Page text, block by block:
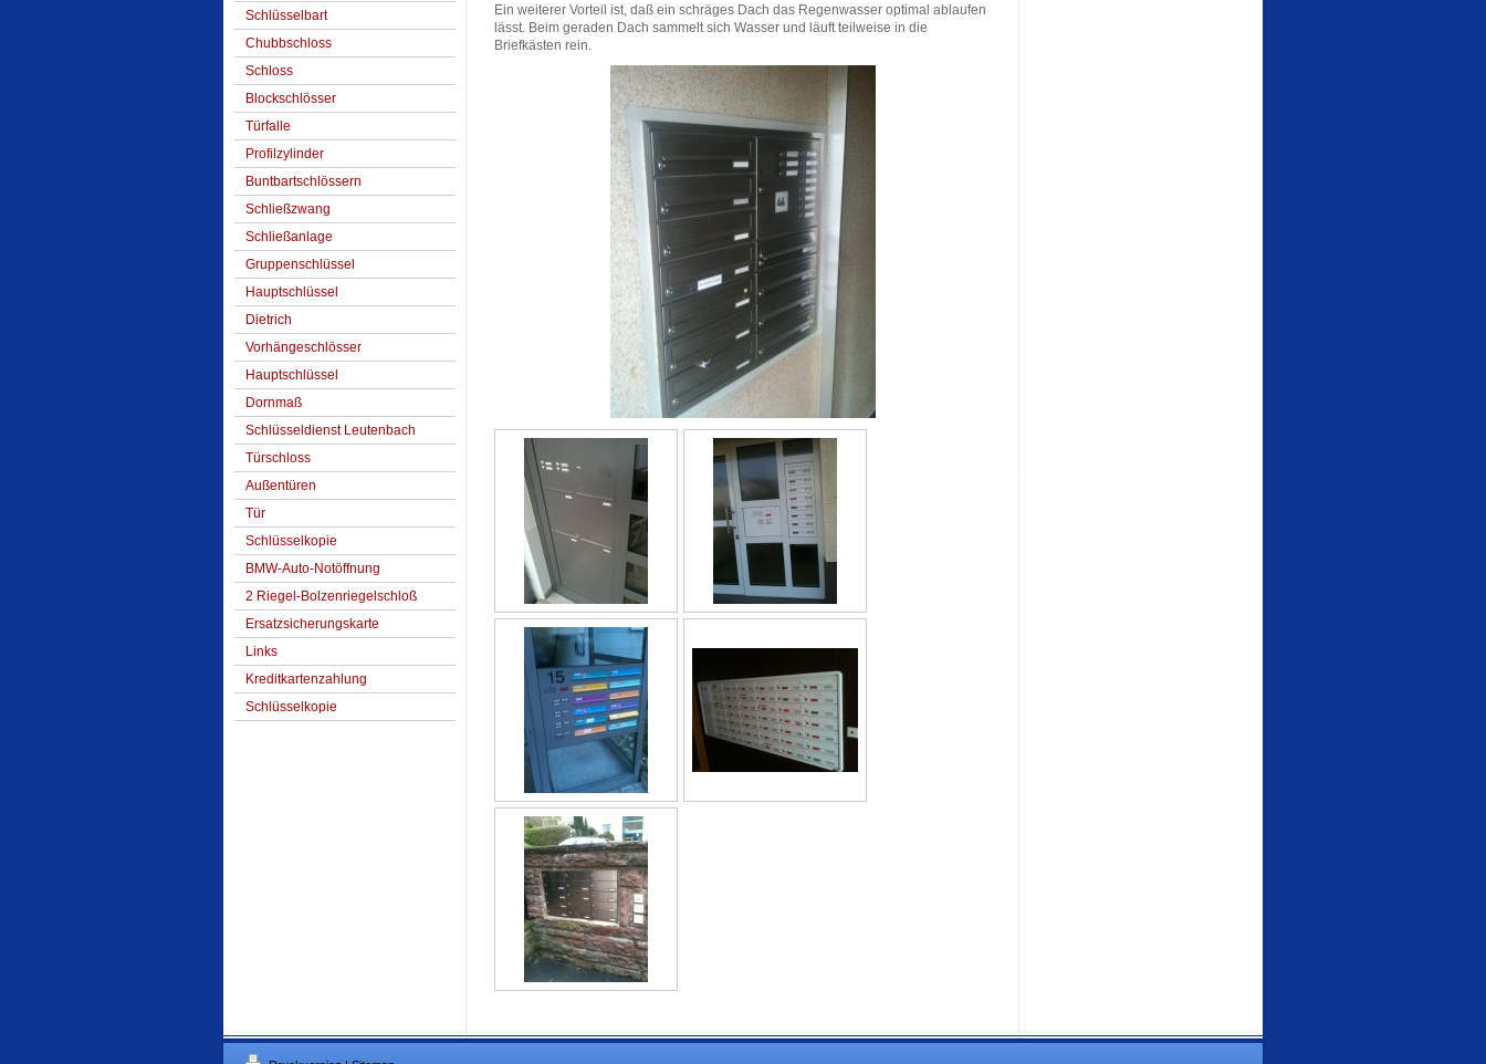
Schlüsselbart
Chubbschloss
Schloss
Blockschlösser
Türfalle
Profilzylinder
Buntbartschlössern
Schließzwang
Schließanlage
Gruppenschlüssel
Hauptschlüssel
Dietrich
Vorhängeschlösser
Hauptschlüssel
Dornmaß
Schlüsseldienst Leutenbach
Türschloss
Außentüren
Tür
Schlüsselkopie
BMW-Auto-Notöffnung
2 Riegel-Bolzenriegelschloß
Ersatzsicherungskarte
Links
Kreditkartenzahlung
Schlüsselkopie
Ein weiterer Vorteil ist, daß ein schräges Dach das Regenwasser optimal ablaufen
lässt. Beim geraden Dach sammelt sich Wasser und läuft teilweise in die
Briefkästen rein.